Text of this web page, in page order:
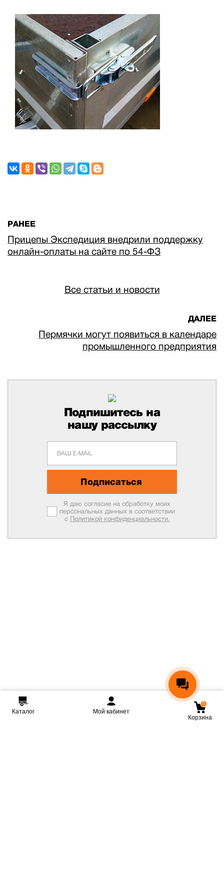
РАНЕЕ
Прицепы Экспедиция внедрили поддержку
онлайн-оплаты на сайте по 54-ФЗ
Все статьи и новости
ДАЛЕЕ
Пермячки могут появиться в календаре
промышленного предприятия
Подпишитесь на
нашу рассылку
Подписаться
Я даю согласие на обработку моих
персональных данных в соответствии
с Политикой конфиденциальности.
Каталог Мой кабинет
0
Корзина